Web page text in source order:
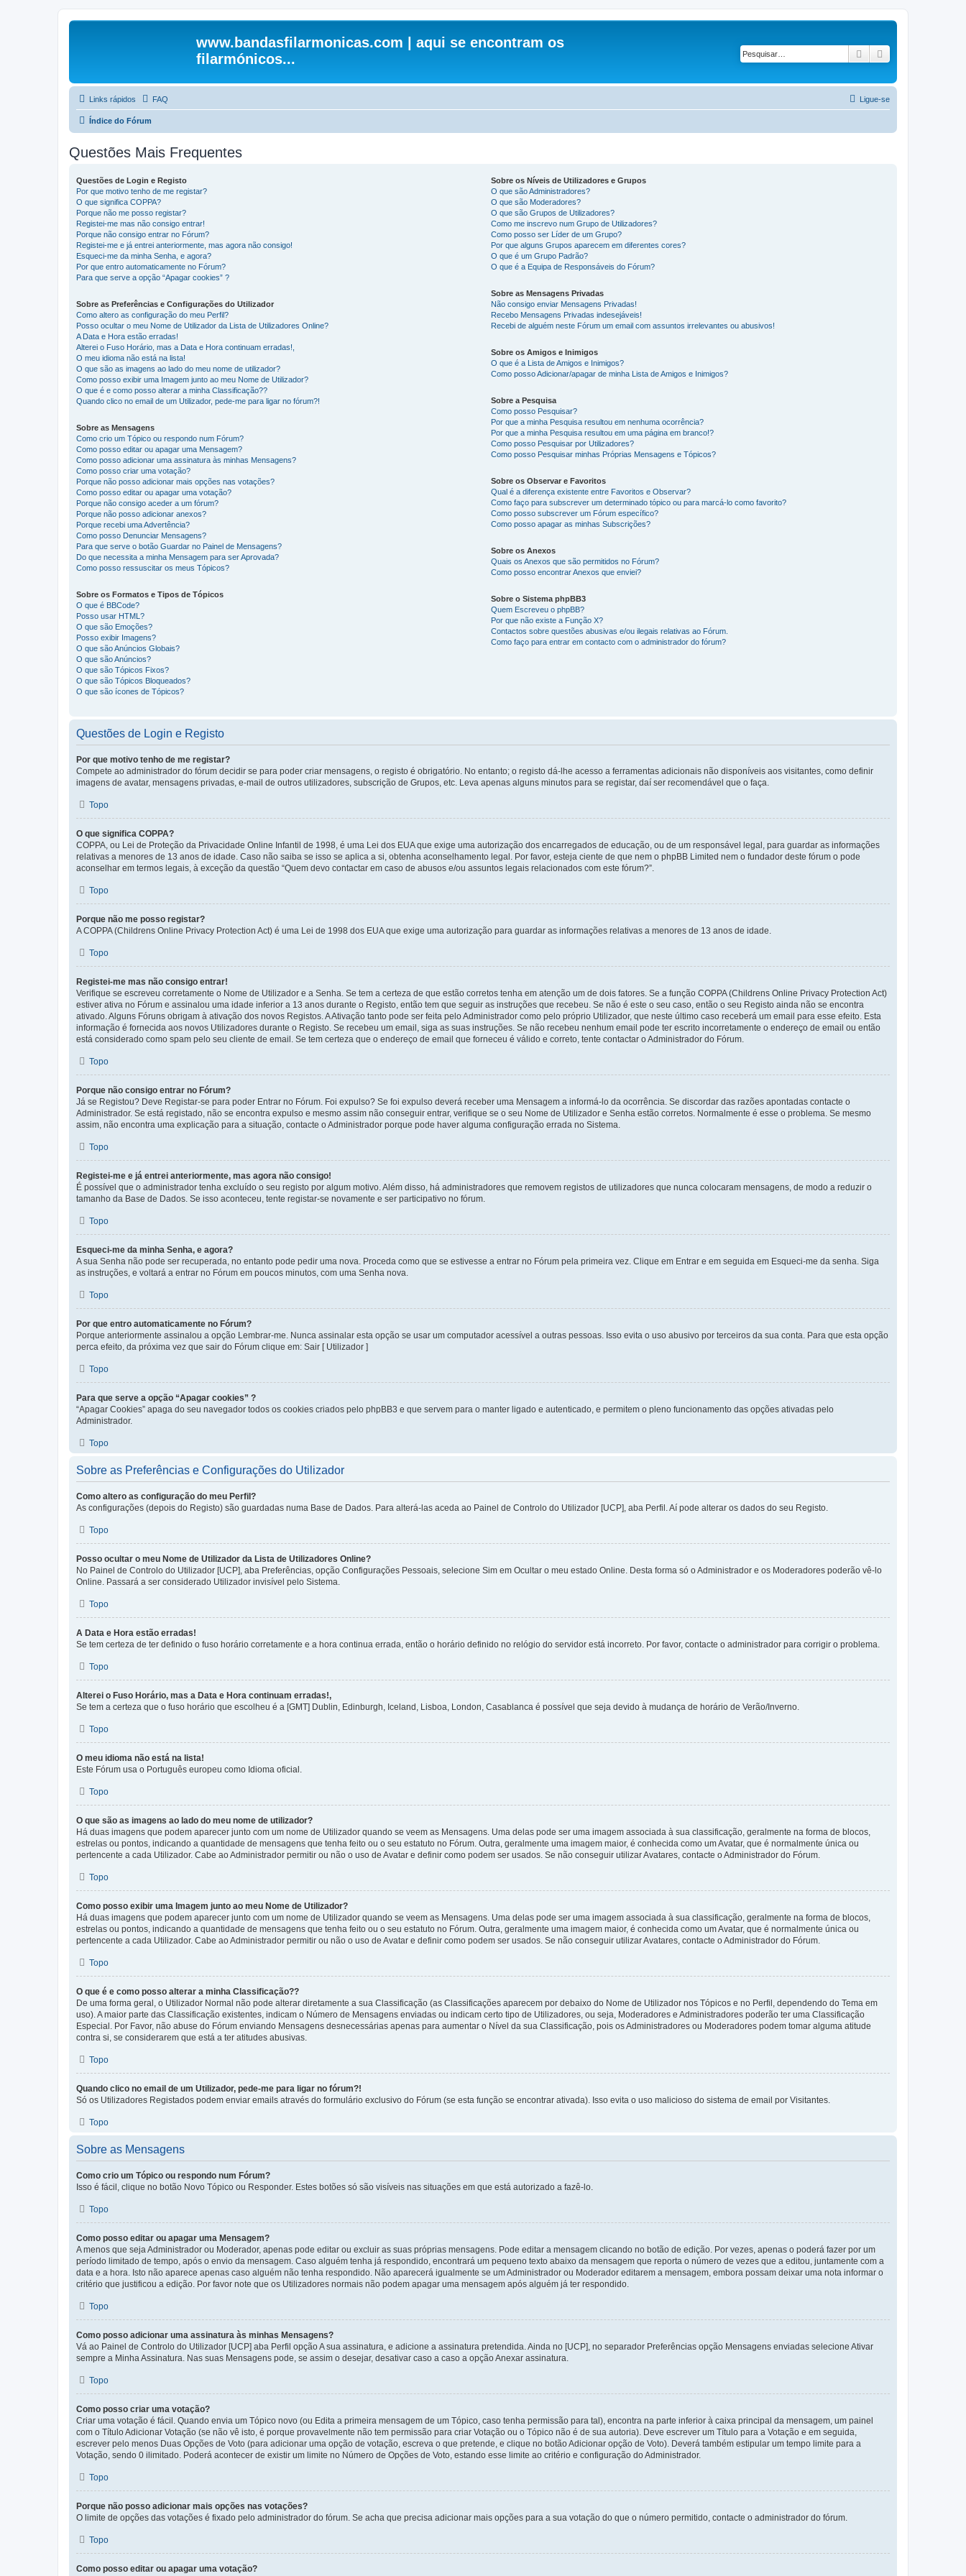
www.bandasfilarmonicas.com | aqui se encontram os
filarmónicos...
Pesquisar
Links rápidos FAQ Ligue-se
Índice do Fórum
Questões Mais Frequentes
Questões de Login e Registo
Por que motivo tenho de me registar?
O que significa COPPA?
Porque não me posso registar?
Registei-me mas não consigo entrar!
Porque não consigo entrar no Fórum?
Registei-me e já entrei anteriormente, mas agora não consigo!
Esqueci-me da minha Senha, e agora?
Por que entro automaticamente no Fórum?
Para que serve a opção “Apagar cookies” ?
Sobre as Preferências e Configurações do Utilizador
Como altero as configuração do meu Perfil?
Posso ocultar o meu Nome de Utilizador da Lista de Utilizadores Online?
A Data e Hora estão erradas!
Alterei o Fuso Horário, mas a Data e Hora continuam erradas!,
O meu idioma não está na lista!
O que são as imagens ao lado do meu nome de utilizador?
Como posso exibir uma Imagem junto ao meu Nome de Utilizador?
O que é e como posso alterar a minha Classificação??
Quando clico no email de um Utilizador, pede-me para ligar no fórum?!
Sobre as Mensagens
Como crio um Tópico ou respondo num Fórum?
Como posso editar ou apagar uma Mensagem?
Como posso adicionar uma assinatura às minhas Mensagens?
Como posso criar uma votação?
Porque não posso adicionar mais opções nas votações?
Como posso editar ou apagar uma votação?
Porque não consigo aceder a um fórum?
Porque não posso adicionar anexos?
Porque recebi uma Advertência?
Como posso Denunciar Mensagens?
Para que serve o botão Guardar no Painel de Mensagens?
Do que necessita a minha Mensagem para ser Aprovada?
Como posso ressuscitar os meus Tópicos?
Sobre os Formatos e Tipos de Tópicos
O que é BBCode?
Posso usar HTML?
O que são Emoções?
Posso exibir Imagens?
O que são Anúncios Globais?
O que são Anúncios?
O que são Tópicos Fixos?
O que são Tópicos Bloqueados?
O que são ícones de Tópicos?
Sobre os Níveis de Utilizadores e Grupos
O que são Administradores?
O que são Moderadores?
O que são Grupos de Utilizadores?
Como me inscrevo num Grupo de Utilizadores?
Como posso ser Líder de um Grupo?
Por que alguns Grupos aparecem em diferentes cores?
O que é um Grupo Padrão?
O que é a Equipa de Responsáveis do Fórum?
Sobre as Mensagens Privadas
Não consigo enviar Mensagens Privadas!
Recebo Mensagens Privadas indesejáveis!
Recebi de alguém neste Fórum um email com assuntos irrelevantes ou abusivos!
Sobre os Amigos e Inimigos
O que é a Lista de Amigos e Inimigos?
Como posso Adicionar/apagar de minha Lista de Amigos e Inimigos?
Sobre a Pesquisa
Como posso Pesquisar?
Por que a minha Pesquisa resultou em nenhuma ocorrência?
Por que a minha Pesquisa resultou em uma página em branco!?
Como posso Pesquisar por Utilizadores?
Como posso Pesquisar minhas Próprias Mensagens e Tópicos?
Sobre os Observar e Favoritos
Qual é a diferença existente entre Favoritos e Observar?
Como faço para subscrever um determinado tópico ou para marcá-lo como favorito?
Como posso subscrever um Fórum específico?
Como posso apagar as minhas Subscrições?
Sobre os Anexos
Quais os Anexos que são permitidos no Fórum?
Como posso encontrar Anexos que enviei?
Sobre o Sistema phpBB3
Quem Escreveu o phpBB?
Por que não existe a Função X?
Contactos sobre questões abusivas e/ou ilegais relativas ao Fórum.
Como faço para entrar em contacto com o administrador do fórum?
Questões de Login e Registo
Por que motivo tenho de me registar?
Compete ao administrador do fórum decidir se para poder criar mensagens, o registo é obrigatório. No entanto; o registo dá-lhe acesso a ferramentas adicionais não disponíveis aos visitantes, como definir
imagens de avatar, mensagens privadas, e-mail de outros utilizadores, subscrição de Grupos, etc. Leva apenas alguns minutos para se registar, daí ser recomendável que o faça.
Topo
O que significa COPPA?
COPPA, ou Lei de Proteção da Privacidade Online Infantil de 1998, é uma Lei dos EUA que exige uma autorização dos encarregados de educação, ou de um responsável legal, para guardar as informações
relativas a menores de 13 anos de idade. Caso não saiba se isso se aplica a si, obtenha aconselhamento legal. Por favor, esteja ciente de que nem o phpBB Limited nem o fundador deste fórum o pode
aconselhar em termos legais, à exceção da questão “Quem devo contactar em caso de abusos e/ou assuntos legais relacionados com este fórum?”.
Topo
Porque não me posso registar?
A COPPA (Childrens Online Privacy Protection Act) é uma Lei de 1998 dos EUA que exige uma autorização para guardar as informações relativas a menores de 13 anos de idade.
Topo
Registei-me mas não consigo entrar!
Verifique se escreveu corretamente o Nome de Utilizador e a Senha. Se tem a certeza de que estão corretos tenha em atenção um de dois fatores. Se a função COPPA (Childrens Online Privacy Protection Act)
estiver ativa no Fórum e assinalou uma idade inferior a 13 anos durante o Registo, então tem que seguir as instruções que recebeu. Se não é este o seu caso, então o seu Registo ainda não se encontra
ativado. Alguns Fóruns obrigam à ativação dos novos Registos. A Ativação tanto pode ser feita pelo Administrador como pelo próprio Utilizador, que neste último caso receberá um email para esse efeito. Esta
informação é fornecida aos novos Utilizadores durante o Registo. Se recebeu um email, siga as suas instruções. Se não recebeu nenhum email pode ter escrito incorretamente o endereço de email ou então
está considerado como spam pelo seu cliente de email. Se tem certeza que o endereço de email que forneceu é válido e correto, tente contactar o Administrador do Fórum.
Topo
Porque não consigo entrar no Fórum?
Já se Registou? Deve Registar-se para poder Entrar no Fórum. Foi expulso? Se foi expulso deverá receber uma Mensagem a informá-lo da ocorrência. Se discordar das razões apontadas contacte o
Administrador. Se está registado, não se encontra expulso e mesmo assim não conseguir entrar, verifique se o seu Nome de Utilizador e Senha estão corretos. Normalmente é esse o problema. Se mesmo
assim, não encontra uma explicação para a situação, contacte o Administrador porque pode haver alguma configuração errada no Sistema.
Topo
Registei-me e já entrei anteriormente, mas agora não consigo!
É possível que o administrador tenha excluído o seu registo por algum motivo. Além disso, há administradores que removem registos de utilizadores que nunca colocaram mensagens, de modo a reduzir o
tamanho da Base de Dados. Se isso aconteceu, tente registar-se novamente e ser participativo no fórum.
Topo
Esqueci-me da minha Senha, e agora?
A sua Senha não pode ser recuperada, no entanto pode pedir uma nova. Proceda como que se estivesse a entrar no Fórum pela primeira vez. Clique em Entrar e em seguida em Esqueci-me da senha. Siga
as instruções, e voltará a entrar no Fórum em poucos minutos, com uma Senha nova.
Topo
Por que entro automaticamente no Fórum?
Porque anteriormente assinalou a opção Lembrar-me. Nunca assinalar esta opção se usar um computador acessível a outras pessoas. Isso evita o uso abusivo por terceiros da sua conta. Para que esta opção
perca efeito, da próxima vez que sair do Fórum clique em: Sair [ Utilizador ]
Topo
Para que serve a opção “Apagar cookies” ?
“Apagar Cookies” apaga do seu navegador todos os cookies criados pelo phpBB3 e que servem para o manter ligado e autenticado, e permitem o pleno funcionamento das opções ativadas pelo
Administrador.
Topo
Sobre as Preferências e Configurações do Utilizador
Como altero as configuração do meu Perfil?
As configurações (depois do Registo) são guardadas numa Base de Dados. Para alterá-las aceda ao Painel de Controlo do Utilizador [UCP], aba Perfil. Aí pode alterar os dados do seu Registo.
Topo
Posso ocultar o meu Nome de Utilizador da Lista de Utilizadores Online?
No Painel de Controlo do Utilizador [UCP], aba Preferências, opção Configurações Pessoais, selecione Sim em Ocultar o meu estado Online. Desta forma só o Administrador e os Moderadores poderão vê-lo
Online. Passará a ser considerado Utilizador invisível pelo Sistema.
Topo
A Data e Hora estão erradas!
Se tem certeza de ter definido o fuso horário corretamente e a hora continua errada, então o horário definido no relógio do servidor está incorreto. Por favor, contacte o administrador para corrigir o problema.
Topo
Alterei o Fuso Horário, mas a Data e Hora continuam erradas!,
Se tem a certeza que o fuso horário que escolheu é a [GMT] Dublin, Edinburgh, Iceland, Lisboa, London, Casablanca é possível que seja devido à mudança de horário de Verão/Inverno.
Topo
O meu idioma não está na lista!
Este Fórum usa o Português europeu como Idioma oficial.
Topo
O que são as imagens ao lado do meu nome de utilizador?
Há duas imagens que podem aparecer junto com um nome de Utilizador quando se veem as Mensagens. Uma delas pode ser uma imagem associada à sua classificação, geralmente na forma de blocos,
estrelas ou pontos, indicando a quantidade de mensagens que tenha feito ou o seu estatuto no Fórum. Outra, geralmente uma imagem maior, é conhecida como um Avatar, que é normalmente única ou
pertencente a cada Utilizador. Cabe ao Administrador permitir ou não o uso de Avatar e definir como podem ser usados. Se não conseguir utilizar Avatares, contacte o Administrador do Fórum.
Topo
Como posso exibir uma Imagem junto ao meu Nome de Utilizador?
Há duas imagens que podem aparecer junto com um nome de Utilizador quando se veem as Mensagens. Uma delas pode ser uma imagem associada à sua classificação, geralmente na forma de blocos,
estrelas ou pontos, indicando a quantidade de mensagens que tenha feito ou o seu estatuto no Fórum. Outra, geralmente uma imagem maior, é conhecida como um Avatar, que é normalmente única ou
pertencente a cada Utilizador. Cabe ao Administrador permitir ou não o uso de Avatar e definir como podem ser usados. Se não conseguir utilizar Avatares, contacte o Administrador do Fórum.
Topo
O que é e como posso alterar a minha Classificação??
De uma forma geral, o Utilizador Normal não pode alterar diretamente a sua Classificação (as Classificações aparecem por debaixo do Nome de Utilizador nos Tópicos e no Perfil, dependendo do Tema em
uso). A maior parte das Classificação existentes, indicam o Número de Mensagens enviadas ou indicam certo tipo de Utilizadores, ou seja, Moderadores e Administradores poderão ter uma Classificação
Especial. Por Favor, não abuse do Fórum enviando Mensagens desnecessárias apenas para aumentar o Nível da sua Classificação, pois os Administradores ou Moderadores podem tomar alguma atitude
contra si, se considerarem que está a ter atitudes abusivas.
Topo
Quando clico no email de um Utilizador, pede-me para ligar no fórum?!
Só os Utilizadores Registados podem enviar emails através do formulário exclusivo do Fórum (se esta função se encontrar ativada). Isso evita o uso malicioso do sistema de email por Visitantes.
Topo
Sobre as Mensagens
Como crio um Tópico ou respondo num Fórum?
Isso é fácil, clique no botão Novo Tópico ou Responder. Estes botões só são visíveis nas situações em que está autorizado a fazê-lo.
Topo
Como posso editar ou apagar uma Mensagem?
A menos que seja Administrador ou Moderador, apenas pode editar ou excluir as suas próprias mensagens. Pode editar a mensagem clicando no botão de edição. Por vezes, apenas o poderá fazer por um
período limitado de tempo, após o envio da mensagem. Caso alguém tenha já respondido, encontrará um pequeno texto abaixo da mensagem que reporta o número de vezes que a editou, juntamente com a
data e a hora. Isto não aparece apenas caso alguém não tenha respondido. Não aparecerá igualmente se um Administrador ou Moderador editarem a mensagem, embora possam deixar uma nota informar o
critério que justificou a edição. Por favor note que os Utilizadores normais não podem apagar uma mensagem após alguém já ter respondido.
Topo
Como posso adicionar uma assinatura às minhas Mensagens?
Vá ao Painel de Controlo do Utilizador [UCP] aba Perfil opção A sua assinatura, e adicione a assinatura pretendida. Ainda no [UCP], no separador Preferências opção Mensagens enviadas selecione Ativar
sempre a Minha Assinatura. Nas suas Mensagens pode, se assim o desejar, desativar caso a caso a opção Anexar assinatura.
Topo
Como posso criar uma votação?
Criar uma votação é fácil. Quando envia um Tópico novo (ou Edita a primeira mensagem de um Tópico, caso tenha permissão para tal), encontra na parte inferior à caixa principal da mensagem, um painel
com o Título Adicionar Votação (se não vê isto, é porque provavelmente não tem permissão para criar Votação ou o Tópico não é de sua autoria). Deve escrever um Título para a Votação e em seguida,
escrever pelo menos Duas Opções de Voto (para adicionar uma opção de votação, escreva o que pretende, e clique no botão Adicionar opção de Voto). Deverá também estipular um tempo limite para a
Votação, sendo 0 ilimitado. Poderá acontecer de existir um limite no Número de Opções de Voto, estando esse limite ao critério e configuração do Administrador.
Topo
Porque não posso adicionar mais opções nas votações?
O limite de opções das votações é fixado pelo administrador do fórum. Se acha que precisa adicionar mais opções para a sua votação do que o número permitido, contacte o administrador do fórum.
Topo
Como posso editar ou apagar uma votação?